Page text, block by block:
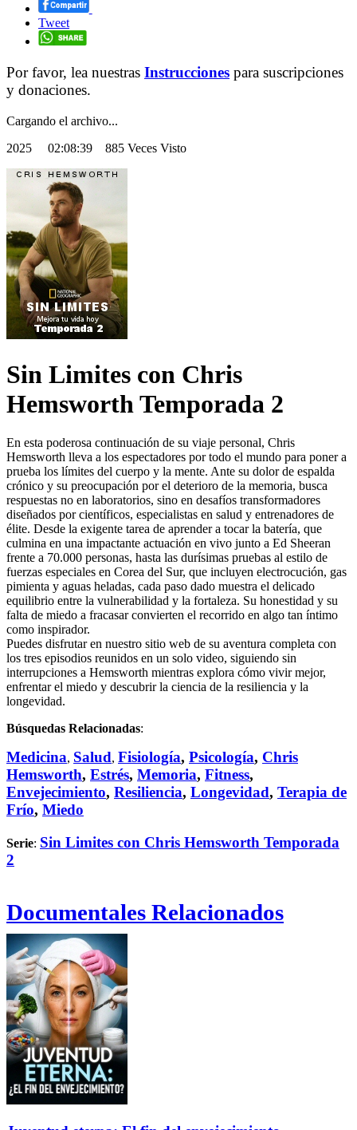
Tweet
Por favor, lea nuestras Instrucciones para suscripciones
y donaciones.
Cargando el archivo...
2025 02:08:39 885 Veces Visto
Sin Limites con Chris
Hemsworth Temporada 2
En esta poderosa continuación de su viaje personal, Chris
Hemsworth lleva a los espectadores por todo el mundo para poner a
prueba los límites del cuerpo y la mente. Ante su dolor de espalda
crónico y su preocupación por el deterioro de la memoria, busca
respuestas no en laboratorios, sino en desafíos transformadores
diseñados por científicos, especialistas en salud y entrenadores de
élite. Desde la exigente tarea de aprender a tocar la batería, que
culmina en una impactante actuación en vivo junto a Ed Sheeran
frente a 70.000 personas, hasta las durísimas pruebas al estilo de
fuerzas especiales en Corea del Sur, que incluyen electrocución, gas
pimienta y aguas heladas, cada paso dado muestra el delicado
equilibrio entre la vulnerabilidad y la fortaleza. Su honestidad y su
falta de miedo a fracasar convierten el recorrido en algo tan íntimo
como inspirador.
Puedes disfrutar en nuestro sitio web de su aventura completa con
los tres episodios reunidos en un solo video, siguiendo sin
interrupciones a Hemsworth mientras explora cómo vivir mejor,
enfrentar el miedo y descubrir la ciencia de la resiliencia y la
longevidad.
Búsquedas Relacionadas:
Medicina, Salud, Fisiología, Psicología, Chris
Hemsworth, Estrés, Memoria, Fitness,
Envejecimiento, Resiliencia, Longevidad, Terapia de
Frío, Miedo
Serie: Sin Limites con Chris Hemsworth Temporada
2
Documentales Relacionados